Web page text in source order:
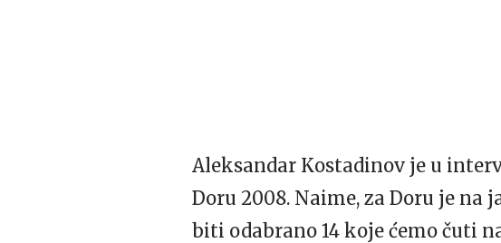
Aleksandar Kostadinov je u
Doru 2008. Naime, za Doru je
biti odabrano 14 koje ćemo čuti